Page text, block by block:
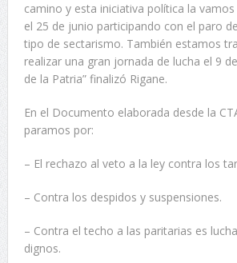
camino y esta iniciativa política la
el 25 de junio participando con el paro
tipo de sectarismo. También estamos
realizar una gran jornada de lucha el 9
de la Patria” finalizó Rigane.
En el Documento elaborada desde la
paramos por:
– El rechazo al veto a la ley contra los
– Contra los despidos y suspensiones.
– Contra el techo a las paritarias es
dignos.